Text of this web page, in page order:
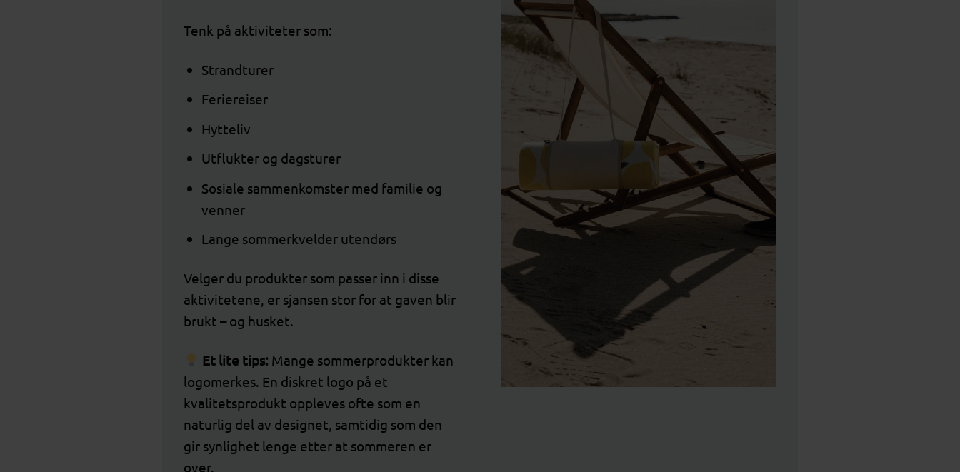
Tenk på aktiviteter som:
Strandturer
Feriereiser
Hytteliv
Utflukter og dagsturer
Sosiale sammenkomster med familie og
venner
Lange sommerkvelder utendørs
Velger du produkter som passer inn i disse
aktivitetene, er sjansen stor for at gaven blir
brukt – og husket.
Et lite tips: Mange sommerprodukter kan
logomerkes. En diskret logo på et
kvalitetsprodukt oppleves ofte som en
naturlig del av designet, samtidig som den
gir synlighet lenge etter at sommeren er
over.